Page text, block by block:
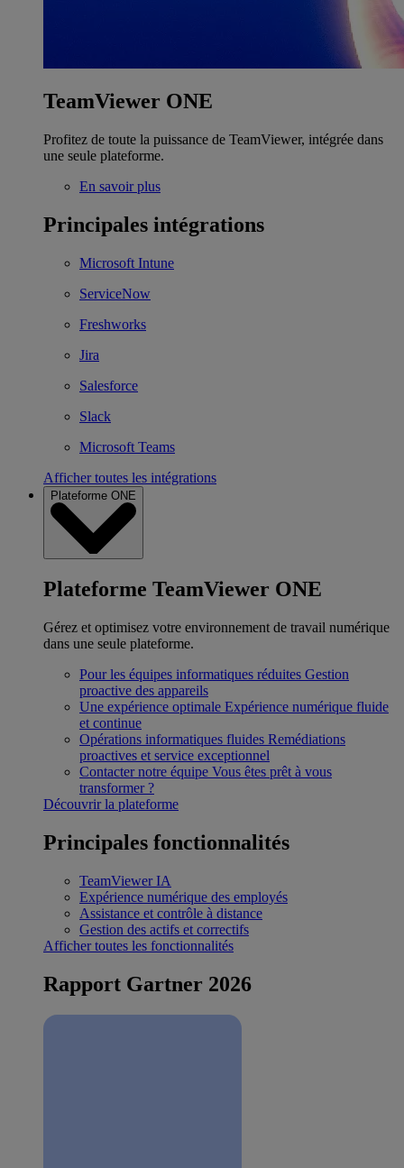
TeamViewer ONE
Profitez de toute la puissance de TeamViewer, intégrée dans
une seule plateforme.
En savoir plus
Principales intégrations
Microsoft Intune
ServiceNow
Freshworks
Jira
Salesforce
Slack
Microsoft Teams
Afficher toutes les intégrations
Plateforme ONE
Plateforme TeamViewer ONE
Gérez et optimisez votre environnement de travail numérique
dans une seule plateforme.
Pour les équipes informatiques réduites Gestion
proactive des appareils
Une expérience optimale Expérience numérique fluide
et continue
Opérations informatiques fluides Remédiations
proactives et service exceptionnel
Contacter notre équipe Vous êtes prêt à vous
transformer ?
Découvrir la plateforme
Principales fonctionnalités
TeamViewer IA
Expérience numérique des employés
Assistance et contrôle à distance
Gestion des actifs et correctifs
Afficher toutes les fonctionnalités
Rapport Gartner 2026